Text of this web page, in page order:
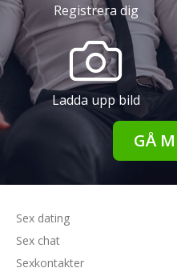
Registrera dig
Ladda upp bild
GÅ
Sex dating
Sex chat
Sexkontakter